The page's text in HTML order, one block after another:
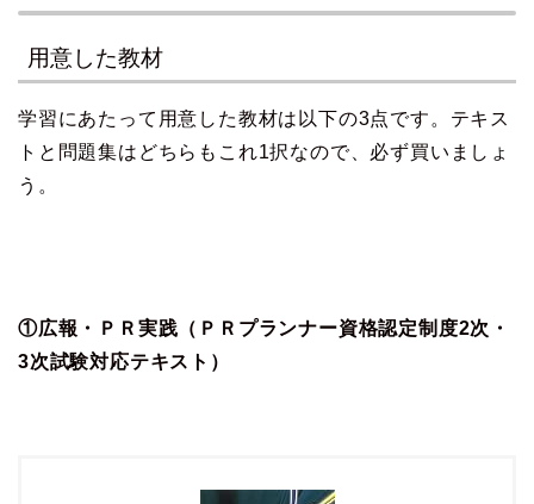
用意した教材
学習にあたって用意した教材は以下の3点です。テキス
トと問題集はどちらもこれ1択なので、必ず買いましょ
う。
①広報・ＰＲ実践（ＰＲプランナー資格認定制度2次・
3次試験対応テキスト）